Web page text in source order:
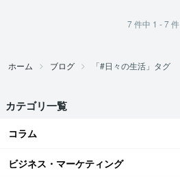
7件中 1 - 7件
ホーム ブログ 「#日々の生活」タグ
カテゴリ一覧
コラム
ビジネス・マーケティング